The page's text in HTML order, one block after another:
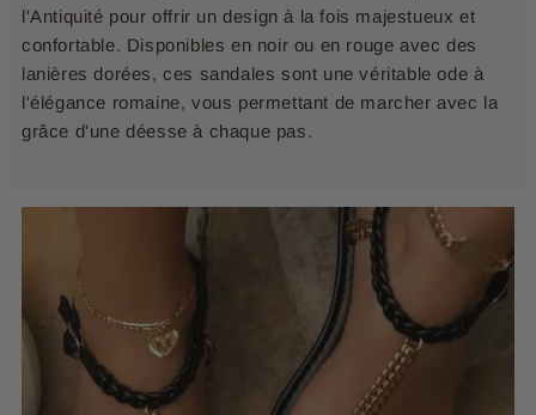
l'Antiquité pour offrir un design à la fois majestueux et
confortable. Disponibles en noir ou en rouge avec des
lanières dorées, ces sandales sont une véritable ode à
l'élégance romaine, vous permettant de marcher avec la
grâce d'une déesse à chaque pas.